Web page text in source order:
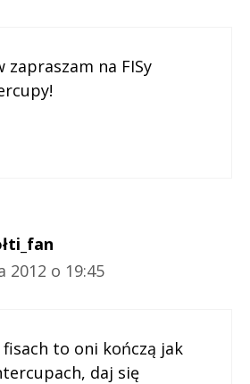
zapraszam na FISy
2012 o 19:45
fisach to oni kończą jak
daj się